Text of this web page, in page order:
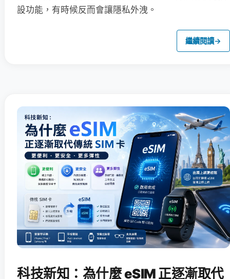
設功能，有時候反而會讓隱私外洩。
繼續閱讀→
科技新知：為什麼 eSIM 正逐漸取代